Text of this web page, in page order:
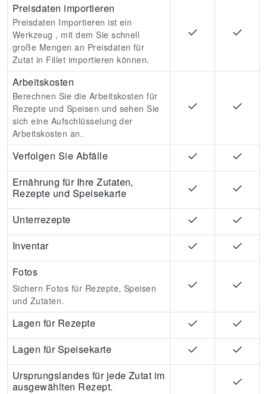
Preisdaten importieren
Preisdaten Importieren ist ein
Werkzeug , mit dem Sie schnell
große Mengen an Preisdaten für
Zutat in Fillet importieren können.
Arbeitskosten
Berechnen Sie die Arbeitskosten für
Rezepte und Speisen und sehen Sie
sich eine Aufschlüsselung der
Arbeitskosten an.
Verfolgen Sie Abfälle
Ernährung für Ihre Zutaten,
Rezepte und Speisekarte
Unterrezepte
Inventar
Fotos
Sichern Fotos für Rezepte, Speisen
und Zutaten.
Lagen für Rezepte
Lagen für Speisekarte
Ursprungslandes für jede Zutat im
ausgewählten Rezept.